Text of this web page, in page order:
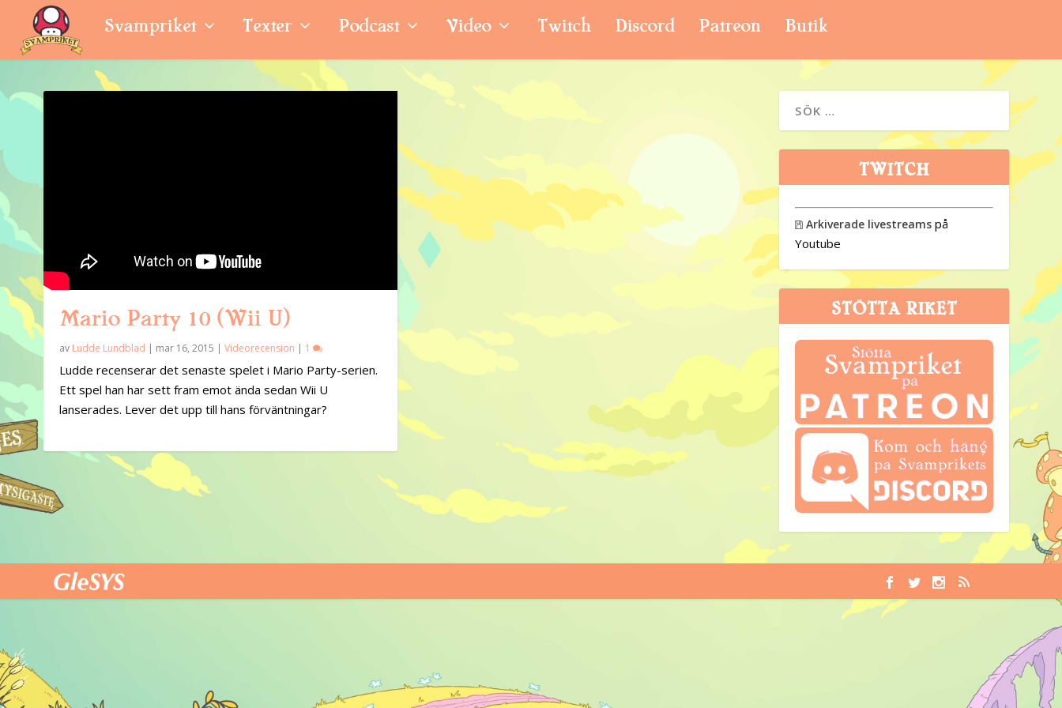
Svampriket Texter Podcast Video Twitch Discord Patreon Butik
Mario Party 10 (Wii U)
av Ludde Lundblad | mar 16, 2015 |Videorecension | 1
Ludde recenserar det senaste spelet i Mario Party-serien.
Ett spel han har sett fram emot ända sedan Wii U
lanserades. Lever det upp till hans förväntningar?
TWITCH
 Arkiverade livestreams på
Youtube
STÖTTA RIKET